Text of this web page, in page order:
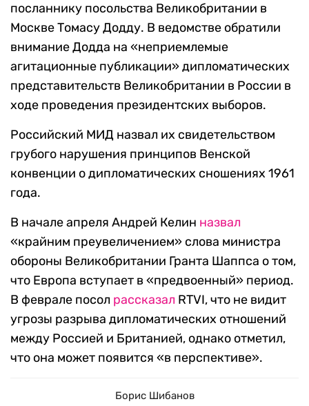
посланнику посольства Великобритании в
Москве Томасу Додду. В ведомстве обратили
внимание Додда на «неприемлемые
агитационные публикации» дипломатических
представительств Великобритании в России в
ходе проведения президентских выборов.
Российский МИД назвал их свидетельством
грубого нарушения принципов Венской
конвенции о дипломатических сношениях 1961
года.
В начале апреля Андрей Келин назвал
«крайним преувеличением» слова министра
обороны Великобритании Гранта Шаппса о том,
что Европа вступает в «предвоенный» период.
В феврале посол рассказал RTVI, что не видит
угрозы разрыва дипломатических отношений
между Россией и Британией, однако отметил,
что она может появится «в перспективе».
Борис Шибанов